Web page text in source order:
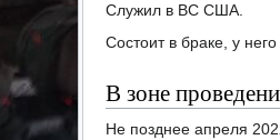
Служил в ВС США.
Состоит в браке, у
В зоне
Не позднее апреля